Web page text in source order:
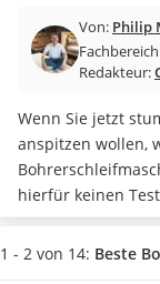
Split-Klimaanlage 2
Pelletofen
Tiefbrunnenpumpe
Fliesenschneider
Hochdruckreiniger
Doppelschleifer
Benzinrasenmäher
Von: Philip
Redakteur:
Wenn Sie jetzt
anspitzen wollen,
hierfür keinen
Einige Modelle
zu bedienen. Wer
1 - 2 von 14: Beste